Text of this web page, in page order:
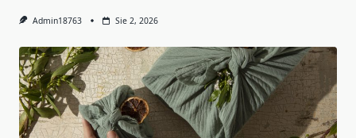
Admin18763 Sie 2, 2026